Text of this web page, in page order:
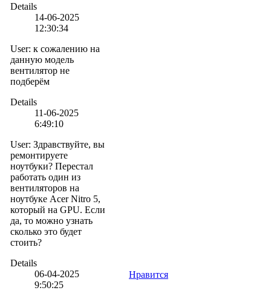
Details
14-06-2025
12:30:34
User: к сожалению на
данную модель
вентилятор не
подберём
Details
11-06-2025
6:49:10
User: Здравствуйте, вы
ремонтируете
ноутбуки? Перестал
работать один из
вентиляторов на
ноутбуке Acer Nitro 5,
который на GPU. Если
да, то можно узнать
сколько это будет
стоить?
Details
06-04-2025
9:50:25
Нравится